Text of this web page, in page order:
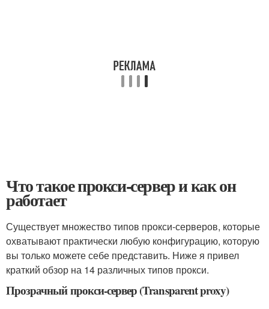
Что такое прокси-сервер и как он
работает
Существует множество типов прокси-серверов, которые
охватывают практически любую конфигурацию, которую
вы только можете себе представить. Ниже я привел
краткий обзор на 14 различных типов прокси.
Прозрачный прокси-сервер (Transparent proxy)